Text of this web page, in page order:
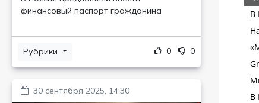
финансовый паспорт гражданина
Рубрики 0 0
30 сентября 2025, 14:30